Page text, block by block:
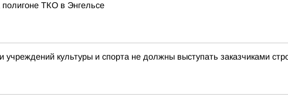
полигоне ТКО в Энгельсе
культуры и спорта не должны выступать заказчиками